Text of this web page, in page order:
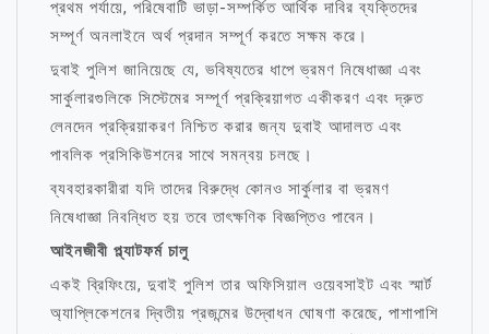
প্রথম পর্যায়ে, পরিষেবাটি ভাড়া-সম্পর্কিত আর্থিক দাবির ব্যক্তিদের
সম্পূর্ণ অনলাইনে অর্থ প্রদান সম্পূর্ণ করতে সক্ষম করে।
দুবাই পুলিশ জানিয়েছে যে, ভবিষ্যতের ধাপে ভ্রমণ নিষেধাজ্ঞা এবং
সার্কুলারগুলিকে সিস্টেমের সম্পূর্ণ প্রক্রিয়াগত একীকরণ এবং দ্রুত
লেনদেন প্রক্রিয়াকরণ নিশ্চিত করার জন্য দুবাই আদালত এবং
পাবলিক প্রসিকিউশনের সাথে সমন্বয় চলছে।
ব্যবহারকারীরা যদি তাদের বিরুদ্ধে কোনও সার্কুলার বা ভ্রমণ
নিষেধাজ্ঞা নিবন্ধিত হয় তবে তাৎক্ষণিক বিজ্ঞপ্তিও পাবেন।
আইনজীবী প্ল্যাটফর্ম চালু
একই ব্রিফিংয়ে, দুবাই পুলিশ তার অফিসিয়াল ওয়েবসাইট এবং স্মার্ট
অ্যাপ্লিকেশনের দ্বিতীয় প্রজন্মের উদ্বোধন ঘোষণা করেছে, পাশাপাশি